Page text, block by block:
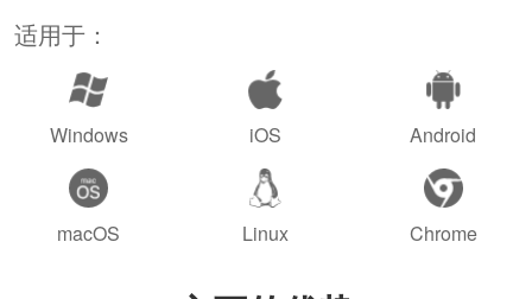
适用于：
Windows iOS Android
macOS Linux Chrome